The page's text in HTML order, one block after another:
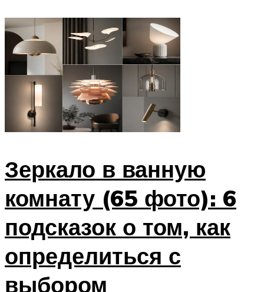
Зеркало в ванную
комнату (65 фото): 6
подсказок о том, как
определиться с
выбором